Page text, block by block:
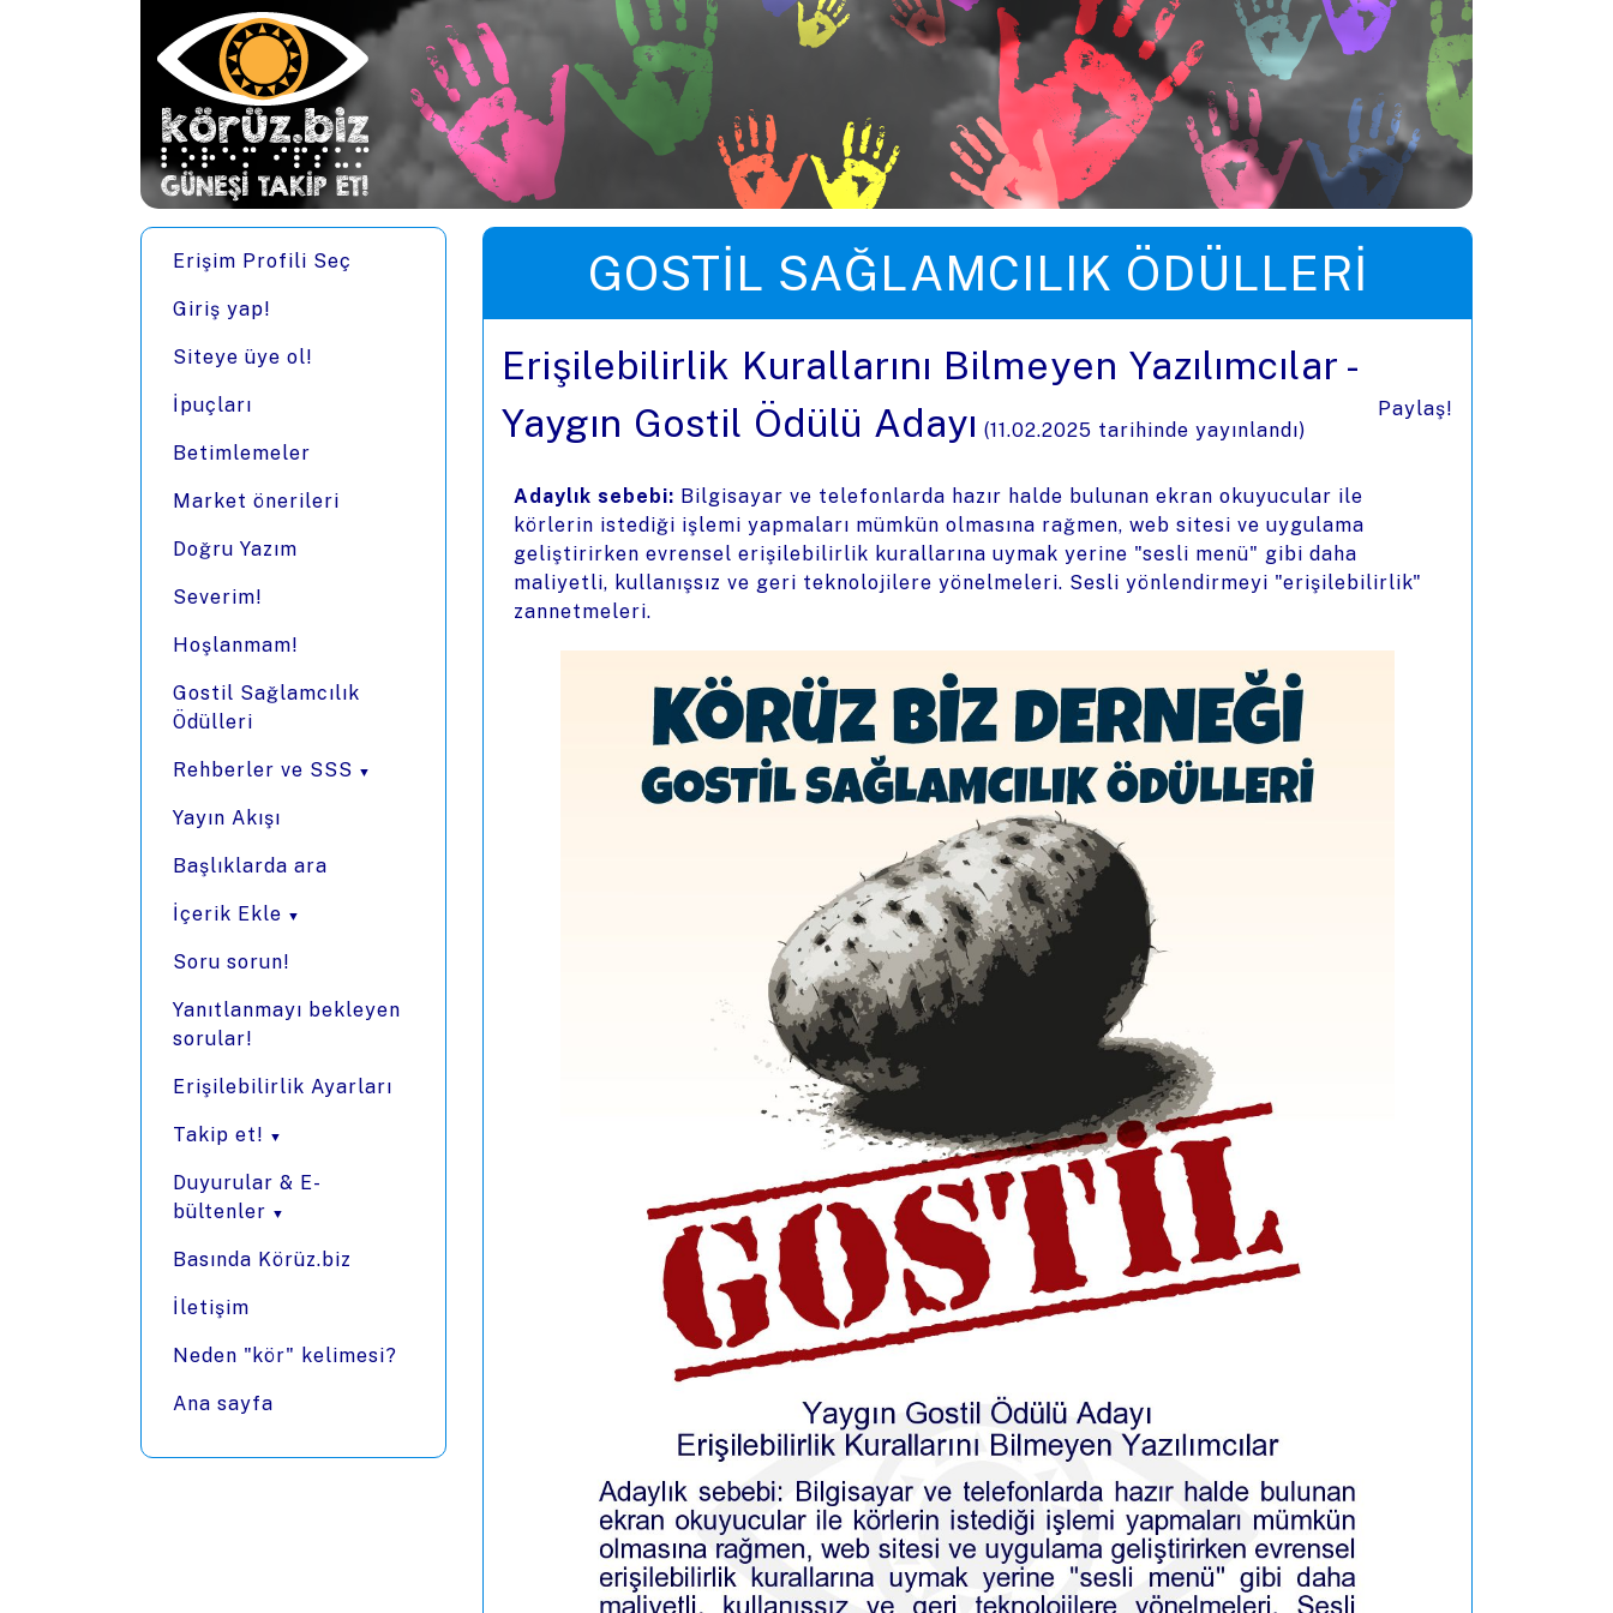
Ana içeriğe zıpla
Erişim Profili Seç
Giriş yap!
Siteye üye ol!
İpuçları
Betimlemeler
Market önerileri
Doğru Yazım
Severim!
Hoşlanmam!
Gostil Sağlamcılık
Ödülleri
Rehberler ve SSS
Yayın Akışı
Başlıklarda ara
İçerik Ekle
Soru sorun!
Yanıtlanmayı bekleyen
sorular!
Erişilebilirlik Ayarları
Takip et!
Duyurular & E-
bültenler
Basında Körüz.biz
İletişim
Neden "kör" kelimesi?
Ana sayfa
GOSTIL SAĞLAMCILIK ÖDÜLLERI
Erişilebilirlik Kurallarını Bilmeyen Yazılımcılar -
Yaygın Gostil Ödülü Adayı (11.02.2025 tarihinde yayınlandı)
Paylaş!
Adaylık sebebi: Bilgisayar ve telefonlarda hazır halde bulunan ekran okuyucular ile
körlerin istediği işlemi yapmaları mümkün olmasına rağmen, web sitesi ve uygulama
geliştirirken evrensel erişilebilirlik kurallarına uymak yerine "sesli menü" gibi daha
maliyetli, kullanışsız ve geri teknolojilere yönelmeleri. Sesli yönlendirmeyi "erişilebilirlik"
zannetmeleri.
Menüye zıpla